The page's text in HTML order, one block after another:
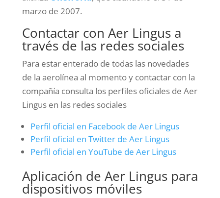
marzo de 2007.
Contactar con Aer Lingus a
través de las redes sociales
Para estar enterado de todas las novedades
de la aerolínea al momento y contactar con la
compañía consulta los perfiles oficiales de Aer
Lingus en las redes sociales
Perfil oficial en Facebook de Aer Lingus
Perfil oficial en Twitter de Aer Lingus
Perfil oficial en YouTube de Aer Lingus
Aplicación de Aer Lingus para
dispositivos móviles